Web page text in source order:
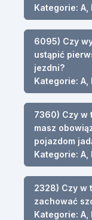
Kategorie: A,
6095) Czy
ustąpić
jezdni?
Kategorie: A,
7360) Czy w
masz
pojazdom
Kategorie: A,
2328) Czy w
zachować
Kategorie: A,